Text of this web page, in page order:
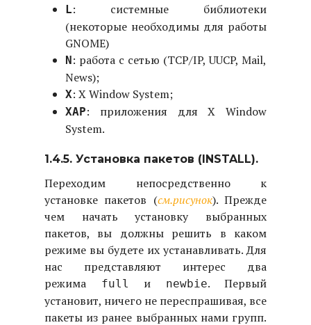
L: системные библиотеки
(некоторые необходимы для работы
GNOME)
N: работа с сетью (TCP/IP, UUCP, Mail,
News);
X: X Window System;
XAP: приложения для X Window
System.
1.4.5. Установка пакетов (INSTALL).
Переходим непосредственно к
установке пакетов (см.рисунок). Прежде
чем начать установку выбранных
пакетов, вы должны решить в каком
режиме вы будете их устанавливать. Для
нас представляют интерес два
режима
full и newbie. Первый
установит, ничего не переспрашивая, все
пакеты из ранее выбранных нами групп.